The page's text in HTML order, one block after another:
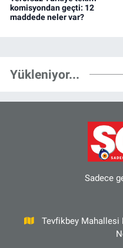
komisyondan geçti: 12
maddede neler var?
Yükleniyor...
Sadece
Tevfikbey Mahallesi